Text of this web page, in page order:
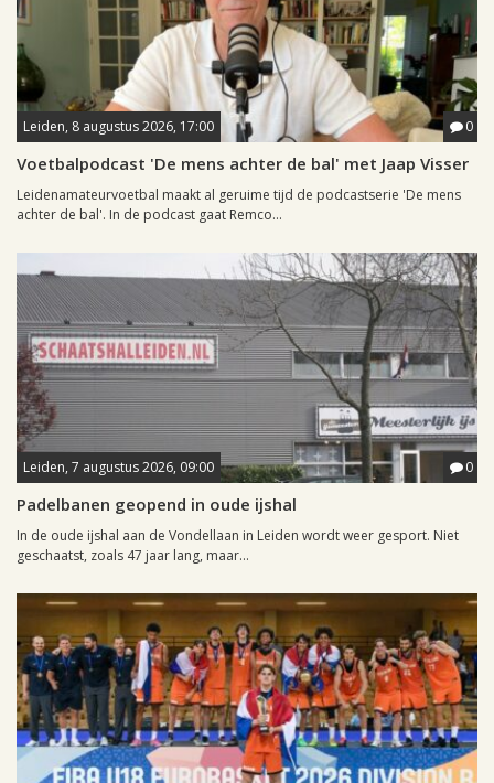
Leiden, 8 augustus 2026, 17:00 0
Voetbalpodcast 'De mens achter de bal' met Jaap Visser
Leidenamateurvoetbal maakt al geruime tijd de podcastserie 'De mens
achter de bal'. In de podcast gaat Remco...
Leiden, 7 augustus 2026, 09:00 0
Padelbanen geopend in oude ijshal
In de oude ijshal aan de Vondellaan in Leiden wordt weer gesport. Niet
geschaatst, zoals 47 jaar lang, maar...